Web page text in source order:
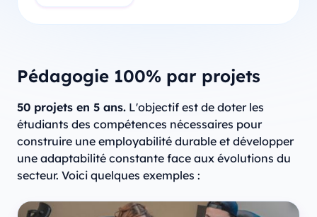
Pédagogie 100% par projets
50 projets en 5 ans. L'objectif est de doter les
étudiants des compétences nécessaires pour
construire une employabilité durable et développer
une adaptabilité constante face aux évolutions du
secteur. Voici quelques exemples :